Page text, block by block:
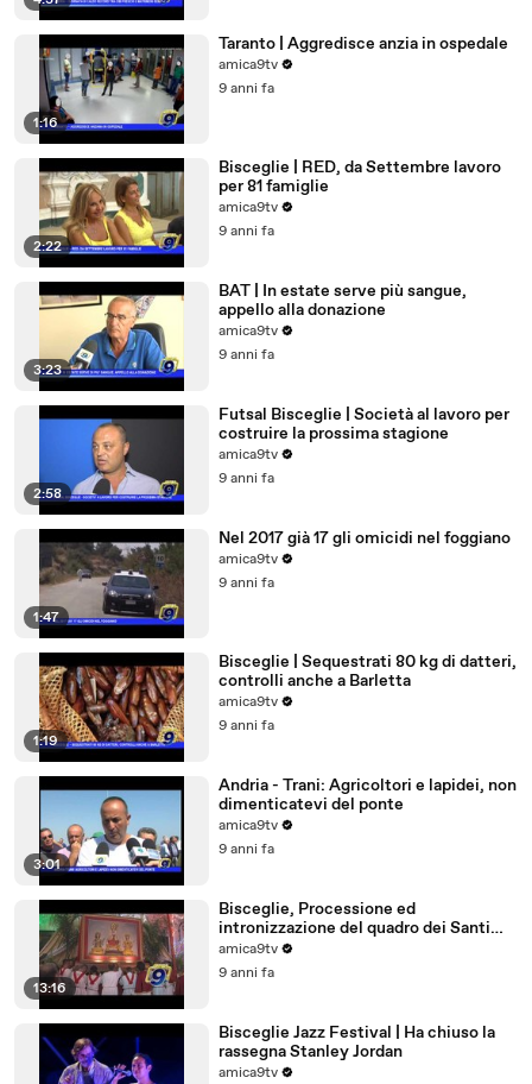
1:16
Taranto | Aggredisce anzia in ospedale
amica9tv
9 anni fa
2:22
Bisceglie | RED, da Settembre lavoro
per 81 famiglie
amica9tv
9 anni fa
3:23
BAT | In estate serve più sangue,
appello alla donazione
amica9tv
9 anni fa
2:58
Futsal Bisceglie | Società al lavoro per
costruire la prossima stagione
amica9tv
9 anni fa
1:47
Nel 2017 già 17 gli omicidi nel foggiano
amica9tv
9 anni fa
1:19
Bisceglie | Sequestrati 80 kg di datteri,
controlli anche a Barletta
amica9tv
9 anni fa
3:01
Andria - Trani: Agricoltori e lapidei, non
dimenticatevi del ponte
amica9tv
9 anni fa
13:16
Bisceglie, Processione ed
intronizzazione del quadro dei Santi
Martiri
amica9tv
9 anni fa
Bisceglie Jazz Festival | Ha chiuso la
rassegna Stanley Jordan
amica9tv